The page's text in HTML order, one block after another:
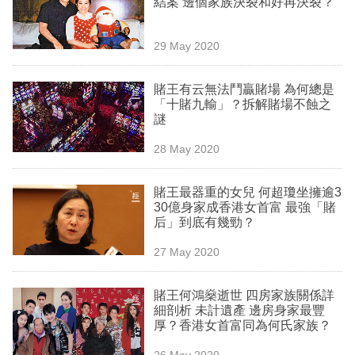
業
科
技
職
場
生
欄
訂
閱
29 May 2020
賭王有云無法鬥贏賭場 為何總是
「十賭九輸」？拆解賭場不蝕之
謎
28 May 2020
賭王最器重的女兒 何超瓊坐擁逾3
30億身家成香港女首富 最強「賭
后」到底有幾勁？
27 May 2020
賭王何鴻燊逝世 四房家族關係詳
細剖析 未計遺產 邊房身家最豐
厚？香港女首富同為何氏家族？